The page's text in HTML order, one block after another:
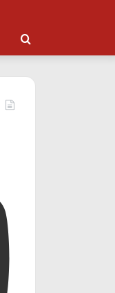
Search